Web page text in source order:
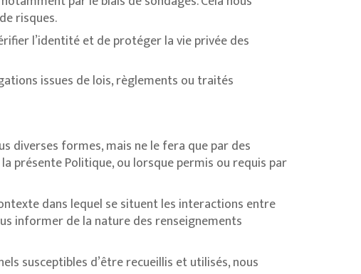
risques.
l’identité et de protéger la vie privée des
issues de lois, règlements ou traités
diverses formes, mais ne le fera que par des
présente Politique, ou lorsque permis ou requis par
dans lequel se situent les interactions entre
informer de la nature des renseignements
susceptibles d’être recueillis et utilisés, nous